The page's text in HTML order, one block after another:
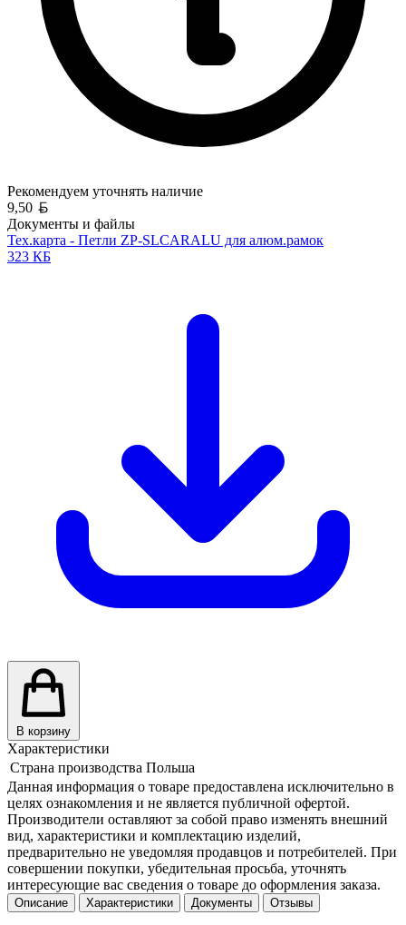
Рекомендуем уточнять наличие
9,50
Документы и файлы
Тех.карта - Петли ZP-SLCARALU для алюм.рамок
323 КБ
В корзину
Характеристики
Страна производства Польша
Данная информация о товаре предоставлена исключительно в
целях ознакомления и не является публичной офертой.
Производители оставляют за собой право изменять внешний
вид, характеристики и комплектацию изделий,
предварительно не уведомляя продавцов и потребителей. При
совершении покупки, убедительная просьба, уточнять
интересующие вас сведения о товаре до оформления заказа.
Описание Характеристики Документы Отзывы